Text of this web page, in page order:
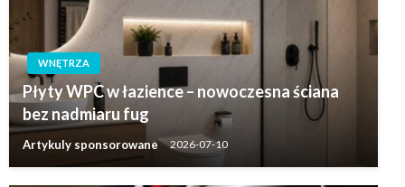
WNĘTRZA
Płyty WPC w łazience – nowoczesna ściana
bez nadmiaru fug
Artykuly sponsorowane 2026-07-10